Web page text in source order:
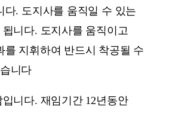
다. 도지사를 움직일 수 있는
니다. 도지사를 움직이고
를 지휘하여 반드시 착공될 수
니다
니다. 재임기간 12년동안